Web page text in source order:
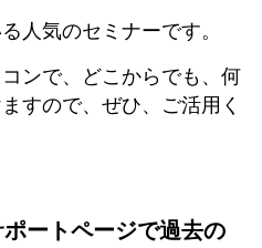
人気のセミナーです。
ンで、どこからでも、何
すので、ぜひ、ご活用く
ートページで過去の